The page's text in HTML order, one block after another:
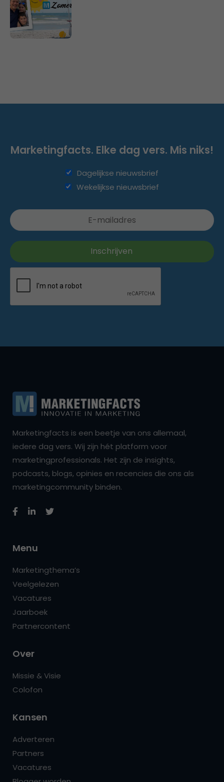
Marketingfacts. Elke dag vers. Mis niks!
Dagelijkse nieuwsbrief
Wekelijkse nieuwsbrief
Marketingfacts is een beetje van ons allemaal,
iedere dag vers. Wij zijn hét platform voor
marketingprofessionals. Het zijn de insights,
podcasts, blogs, opinies en recencies die ons als
marketingcommunity binden.
Menu
Marketingthema’s
Veelgelezen
Vacatures
Jaarboek
Partnercontent
Over
Missie & Visie
Colofon
Kansen
Adverteren
Partners
Vacatures